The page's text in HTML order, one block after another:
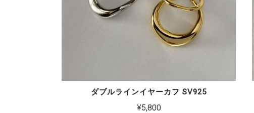
ダブルラインイヤーカフ SV925
¥5,800